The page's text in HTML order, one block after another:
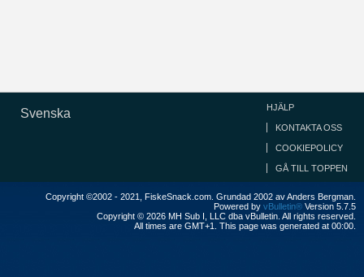
Svenska HJÄLP
KONTAKTA OSS
COOKIEPOLICY
GÅ TILL TOPPEN
Copyright ©2002 - 2021, FiskeSnack.com. Grundad 2002 av Anders Bergman.
Powered by vBulletin® Version 5.7.5
Copyright © 2026 MH Sub I, LLC dba vBulletin. All rights reserved.
All times are GMT+1. This page was generated at 00:00.